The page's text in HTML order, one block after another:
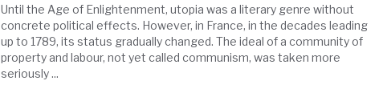
Until the Age of Enlightenment, utopia was a literary genre without
concrete political effects. However, in France, in the decades leading
up to 1789, its status gradually changed. The ideal of a community of
property and labour, not yet called communism, was taken more
seriously ...